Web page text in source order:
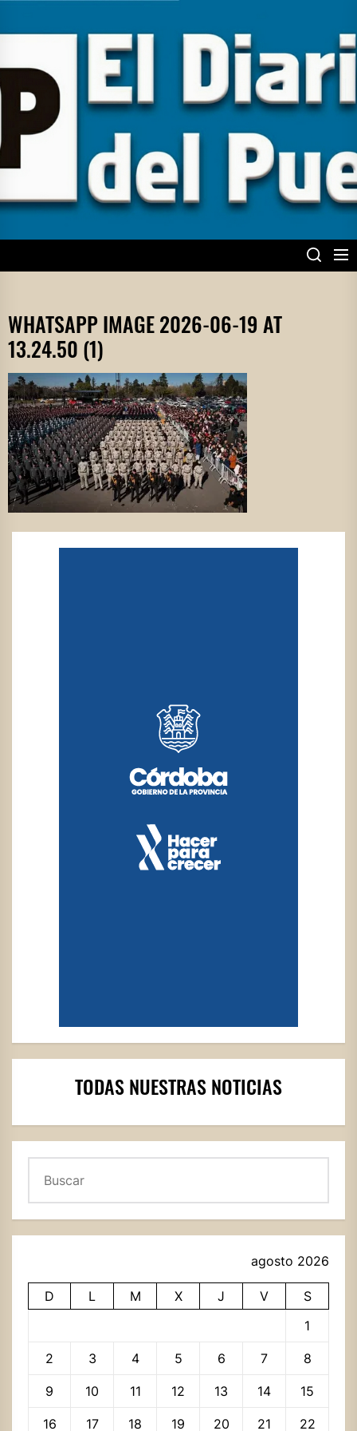
content
EL DIARIO DEL
PUEBLO
WHATSAPP IMAGE 2026-06-19 AT
13.24.50 (1)
TODAS NUESTRAS NOTICIAS
agosto 2026
D L M X J V
S
1
2 3 4 5 6 7 8
9 10 11 12 13 14 15
16 17 18 19 20 21 22